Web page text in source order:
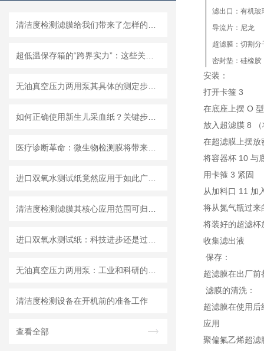
清洁度检测设备在开机前的准备工作
查看全部
滤出口：有机玻
导流片：尼龙
超滤膜：切割
密封垫：硅橡胶
超滤杯：有机
加料口：不锈钢
安装：
打开卡箍 3
在底座上摆 O
放入超滤膜 8
在超滤膜上摆放
将容器杯 10 与
用卡箍 3 紧固
从加料口 11 加
将从氮气瓶过来
将装好的超滤杯
收集滤出液
保存：
超滤膜在出厂
滤膜的清洗：
超滤膜在使用
应用
聚偏氟乙烯超滤